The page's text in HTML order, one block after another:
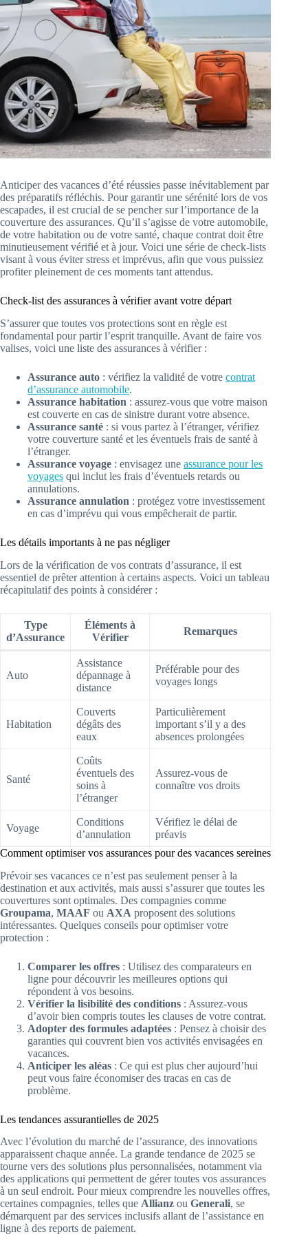
Anticiper des vacances d’été réussies passe inévitablement par
des préparatifs réfléchis. Pour garantir une sérénité lors de vos
escapades, il est crucial de se pencher sur l’importance de la
couverture des assurances. Qu’il s’agisse de votre automobile,
de votre habitation ou de votre santé, chaque contrat doit être
minutieusement vérifié et à jour. Voici une série de check-lists
visant à vous éviter stress et imprévus, afin que vous puissiez
profiter pleinement de ces moments tant attendus.
Check-list des assurances à vérifier avant votre départ
S’assurer que toutes vos protections sont en règle est
fondamental pour partir l’esprit tranquille. Avant de faire vos
valises, voici une liste des assurances à vérifier :
Assurance auto : vérifiez la validité de votre contrat
d’assurance automobile.
Assurance habitation : assurez-vous que votre maison
est couverte en cas de sinistre durant votre absence.
Assurance santé : si vous partez à l’étranger, vérifiez
votre couverture santé et les éventuels frais de santé à
l’étranger.
Assurance voyage : envisagez une assurance pour les
voyages qui inclut les frais d’éventuels retards ou
annulations.
Assurance annulation : protégez votre investissement
en cas d’imprévu qui vous empêcherait de partir.
Les détails importants à ne pas négliger
Lors de la vérification de vos contrats d’assurance, il est
essentiel de prêter attention à certains aspects. Voici un tableau
récapitulatif des points à considérer :
Type
d’Assurance
Éléments à
Vérifier
Remarques
Auto
Assistance
dépannage à
distance
Préférable pour des
voyages longs
Habitation
Couverts
dégâts des
eaux
Particulièrement
important s’il y a des
absences prolongées
Santé
Coûts
éventuels des
soins à
l’étranger
Assurez-vous de
connaître vos droits
Voyage
Conditions
d’annulation
Vérifiez le délai de
préavis
Comment optimiser vos assurances pour des vacances sereines
Prévoir ses vacances ce n’est pas seulement penser à la
destination et aux activités, mais aussi s’assurer que toutes les
couvertures sont optimales. Des compagnies comme
Groupama, MAAF ou AXA proposent des solutions
intéressantes. Quelques conseils pour optimiser votre
protection :
Comparer les offres : Utilisez des comparateurs en
ligne pour découvrir les meilleures options qui
répondent à vos besoins.
Vérifier la lisibilité des conditions : Assurez-vous
d’avoir bien compris toutes les clauses de votre contrat.
Adopter des formules adaptées : Pensez à choisir des
garanties qui couvrent bien vos activités envisagées en
vacances.
Anticiper les aléas : Ce qui est plus cher aujourd’hui
peut vous faire économiser des tracas en cas de
problème.
Les tendances assurantielles de 2025
Avec l’évolution du marché de l’assurance, des innovations
apparaissent chaque année. La grande tendance de 2025 se
tourne vers des solutions plus personnalisées, notamment via
des applications qui permettent de gérer toutes vos assurances
à un seul endroit. Pour mieux comprendre les nouvelles offres,
certaines compagnies, telles que Allianz ou Generali, se
démarquent par des services inclusifs allant de l’assistance en
ligne à des reports de paiement.